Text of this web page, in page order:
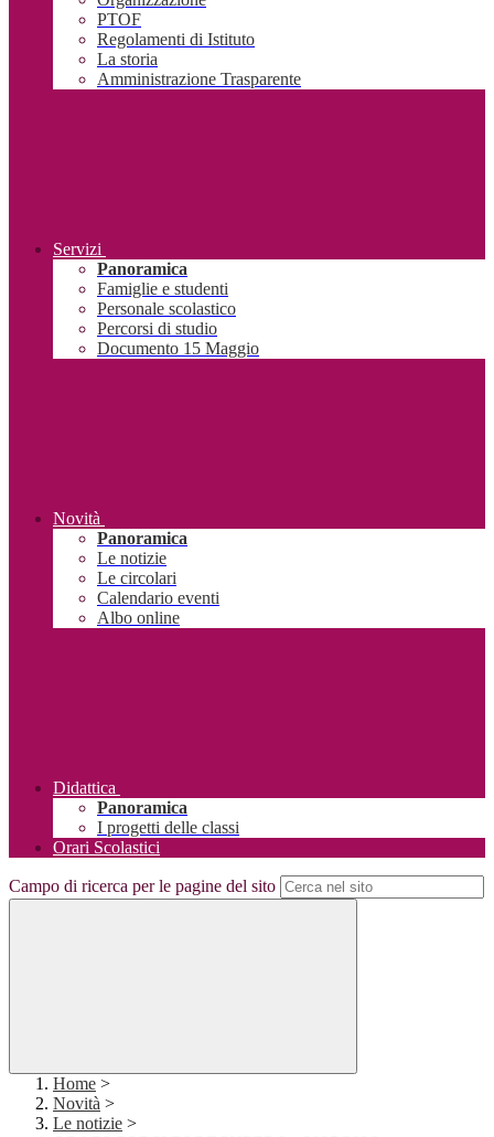
PTOF
Regolamenti di Istituto
La storia
Amministrazione Trasparente
Servizi
Panoramica
Famiglie e studenti
Personale scolastico
Percorsi di studio
Documento 15 Maggio
Novità
Panoramica
Le notizie
Le circolari
Calendario eventi
Albo online
Didattica
Panoramica
I progetti delle classi
Orari Scolastici
Campo di ricerca per le pagine del sito
Home >
Novità >
Le notizie >